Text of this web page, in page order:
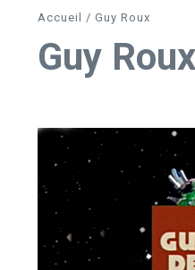
Accueil / Guy Roux
Guy Roux